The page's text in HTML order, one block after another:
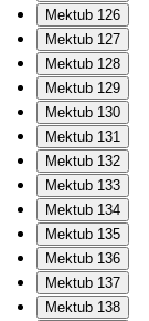
Mektub 126
Mektub 127
Mektub 128
Mektub 129
Mektub 130
Mektub 131
Mektub 132
Mektub 133
Mektub 134
Mektub 135
Mektub 136
Mektub 137
Mektub 138